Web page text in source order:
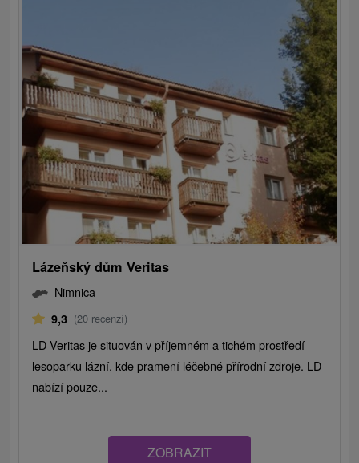
Lázeňský dům Veritas
Nimnica
9,3 (20 recenzí)
LD Veritas je situován v příjemném a tichém prostředí
lesoparku lázní, kde pramení léčebné přírodní zdroje. LD
nabízí pouze...
ZOBRAZIT